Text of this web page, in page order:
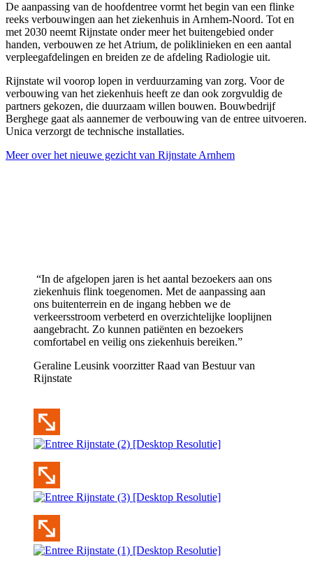
De aanpassing van de hoofdentree vormt het begin van een flinke
reeks verbouwingen aan het ziekenhuis in Arnhem-Noord. Tot en
met 2030 neemt Rijnstate onder meer het buitengebied onder
handen, verbouwen ze het Atrium, de poliklinieken en een aantal
verpleegafdelingen en breiden ze de afdeling Radiologie uit.
Rijnstate wil voorop lopen in verduurzaming van zorg. Voor de
verbouwing van het ziekenhuis heeft ze dan ook zorgvuldig de
partners gekozen, die duurzaam willen bouwen. Bouwbedrijf
Berghege gaat als aannemer de verbouwing van de entree uitvoeren.
Unica verzorgt de technische installaties.
Meer over het nieuwe gezicht van Rijnstate Arnhem
“In de afgelopen jaren is het aantal bezoekers aan ons
ziekenhuis flink toegenomen. Met de aanpassing aan
ons buitenterrein en de ingang hebben we de
verkeersstroom verbeterd en overzichtelijke looplijnen
aangebracht. Zo kunnen patiënten en bezoekers
comfortabel en veilig ons ziekenhuis bereiken.”
Geraline Leusink voorzitter Raad van Bestuur van
Rijnstate